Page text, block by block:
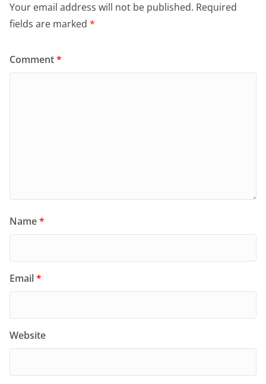
Your email address will not be published. Required
fields are marked *
Comment*
Name*
Email*
Website